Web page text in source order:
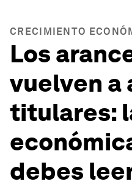
CRECIMIENTO
Los
vuelven a
titulares:
debes